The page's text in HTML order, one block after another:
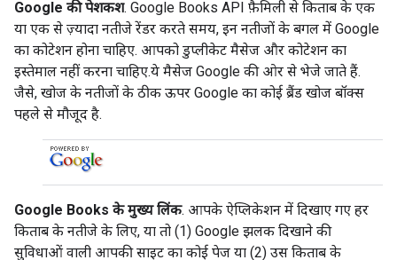
Google की पेशकश. Google Books API फ़ैमिली से किताब के एक
या एक से ज़्यादा नतीजे रेंडर करते समय, इन नतीजों के बगल में Google
का कोटेशन होना चाहिए. आपको डुप्लीकेट मैसेज और कोटेशन का
इस्तेमाल नहीं करना चाहिए.ये मैसेज Google की ओर से भेजे जाते हैं.
जैसे, खोज के नतीजों के ठीक ऊपर Google का कोई ब्रैंड खोज बॉक्स
पहले से मौजूद है.
Google Books के मुख्य लिंक. आपके ऐप्लिकेशन में दिखाए गए हर
किताब के नतीजे के लिए, या तो (1) Google झलक दिखाने की
सुविधाओं वाली आपकी साइट का कोई पेज या (2) उस किताब के